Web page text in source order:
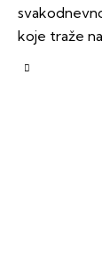
koje traže